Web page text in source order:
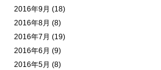
2016年9月 (18)
2016年8月 (8)
2016年7月 (19)
2016年6月 (9)
2016年5月 (8)